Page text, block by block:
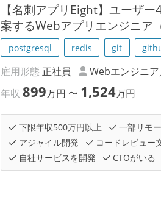
【名刺アプリEight】ユーザ
案するWebアプリエンジニア
postgresql redis git
雇用形態 正社員 Webエンジニ
年収899万円 〜 1,524万円
下限年収500万円以上 一部リモ
アジャイル開発
コードレビュー
自社サービスを開発
CTOがいる